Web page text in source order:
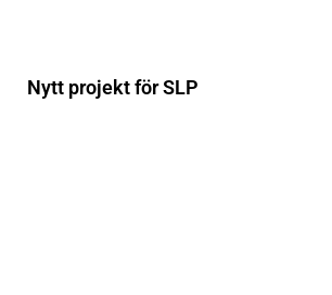
Nytt projekt för SLP